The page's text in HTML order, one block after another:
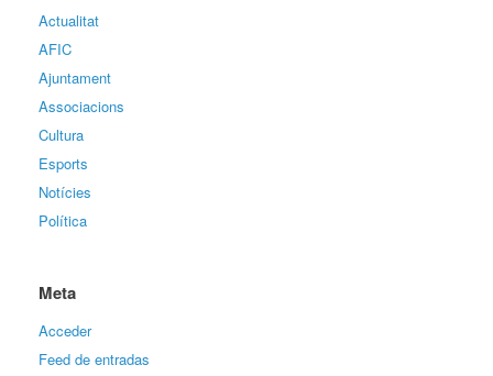
Actualitat
AFIC
Ajuntament
Associacions
Cultura
Esports
Notícies
Política
Meta
Acceder
Feed de entradas